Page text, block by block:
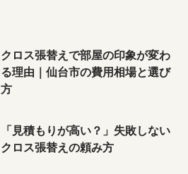
クロス張替えで部屋の印象が変わ
る理由｜仙台市の費用相場と選び
方
「見積もりが高い？」失敗しない
クロス張替えの頼み方